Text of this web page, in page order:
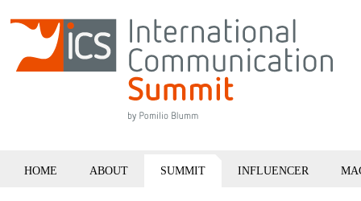
HOME ABOUT SUMMIT INFLUENCER